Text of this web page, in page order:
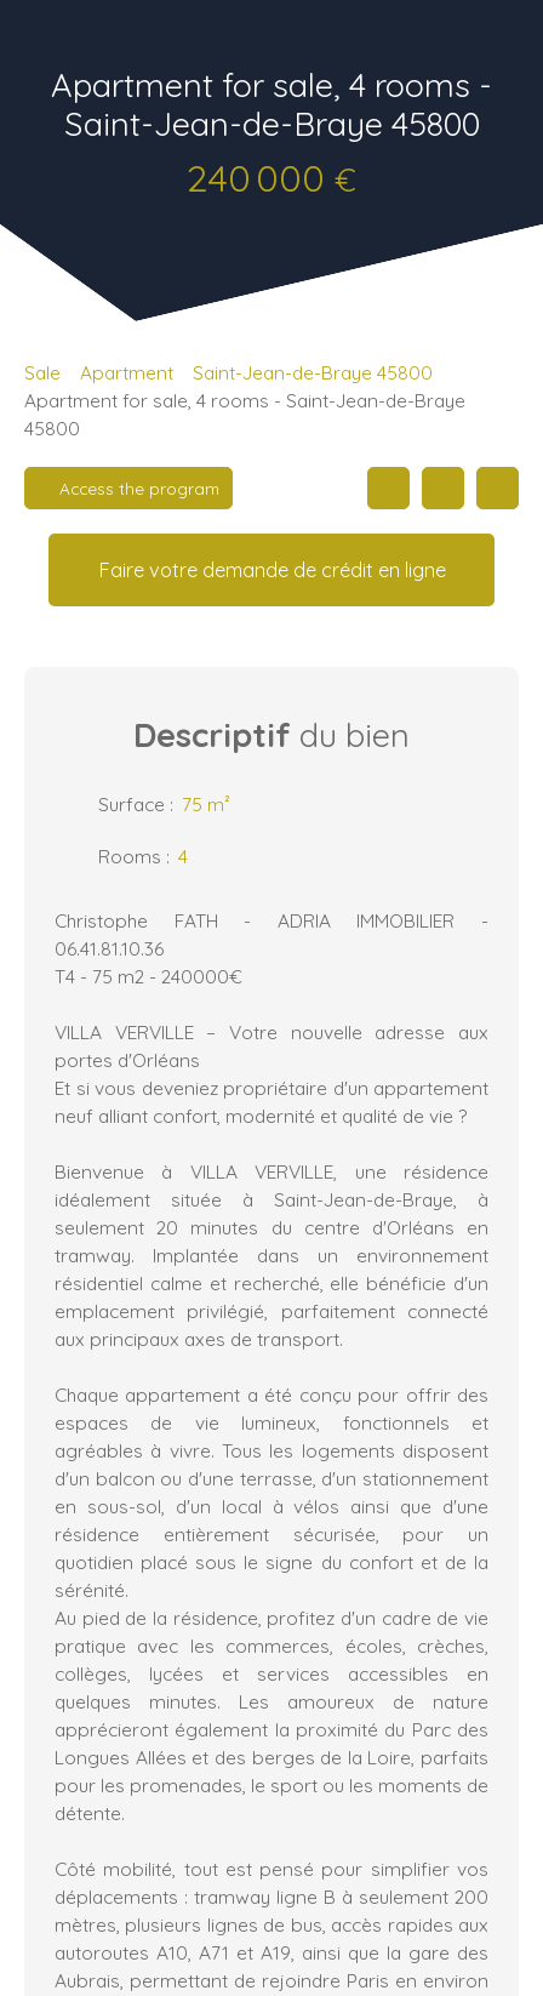
Apartment for sale, 4 rooms -
Saint-Jean-de-Braye 45800
240 000 €
Sale Apartment
Saint-Jean-de-Braye 45800
Apartment for sale, 4 rooms - Saint-Jean-de-Braye
45800
Access the program
Faire votre demande de crédit en ligne
Descriptif du bien
Surface : 75 m²
Rooms : 4
Christophe FATH - ADRIA IMMOBILIER -
06.41.81.10.36
T4 - 75 m2 - 240000€
VILLA VERVILLE – Votre nouvelle adresse aux
portes d'Orléans
Et si vous deveniez propriétaire d'un appartement
neuf alliant confort, modernité et qualité de vie ?
Bienvenue à VILLA VERVILLE, une résidence
idéalement située à Saint-Jean-de-Braye, à
seulement 20 minutes du centre d'Orléans en
tramway. Implantée dans un environnement
résidentiel calme et recherché, elle bénéficie d'un
emplacement privilégié, parfaitement connecté
aux principaux axes de transport.
Chaque appartement a été conçu pour offrir des
espaces de vie lumineux, fonctionnels et
agréables à vivre. Tous les logements disposent
d'un balcon ou d'une terrasse, d'un stationnement
en sous-sol, d'un local à vélos ainsi que d'une
résidence entièrement sécurisée, pour un
quotidien placé sous le signe du confort et de la
sérénité.
Au pied de la résidence, profitez d'un cadre de vie
pratique avec les commerces, écoles, crèches,
collèges, lycées et services accessibles en
quelques minutes. Les amoureux de nature
apprécieront également la proximité du Parc des
Longues Allées et des berges de la Loire, parfaits
pour les promenades, le sport ou les moments de
détente.
Côté mobilité, tout est pensé pour simplifier vos
déplacements : tramway ligne B à seulement 200
mètres, plusieurs lignes de bus, accès rapides aux
autoroutes A10, A71 et A19, ainsi que la gare des
Aubrais, permettant de rejoindre Paris en environ